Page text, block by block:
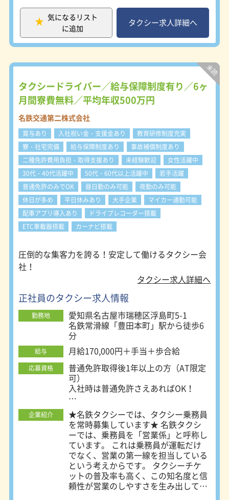
・人に感謝されるのが好きな人
・一人で仕事がしたい人
～あると良いスキル～
・道を覚えるのが得意
・売上などの目標管理ができる
ます。 名鉄タクシーのブランド力を
発揮した営業ができます。 ●待機営
業 駅や病院、ホテルなどの待機場所
でお客様をお待ちします。 会社独自
す。 ●自動配車 配車システムで配車
先に一番近い車両にお迎え指示が入り
ます。 電話でのご注文に加え、最近
ではスマホ配車も増えています。 ●
貸切営業 事前に、時間貸運賃でご予
約をいただきます。 ●指名サービス
お客様から直接ご指名をいただきま
す。 名鉄タクシーのブランド力と営
業係の営業力がモノを言います。 ＜
勤務スタイル＞ 名鉄タクシーの勤務
体系は４つのスタイルに分かれていま
す。 勤務スタイルにより、勤務時
間、公休日、賃金、勤務地が異なりま
す。 ご自身の希望に合った勤務スタ
イル、勤務地を選択して下さい。 ・
隔日勤務 基本的な勤務スタイルで
す。 一回の勤務時間は長くなるもの
り稼いでしっかり休めます。 メリハ
リを持って働きたい方に人気です。
勤務スタイル。シフト制です。 ・夜
に勤務を固定した勤務スタイルです。
（日・月休み） ・昼勤務 朝から夕方
までの勤務。休みは月6～9日。タク
シー未経験の方におすすめです。 ＜
勤務地について＞ 名鉄タクシーは、
名古屋市内に6ヶ所の営業所を置いて
います。 ご自身が希望する勤務地が
選択できます。 ・名鉄交通第一株式
会社 所在地：名古屋市瑞穂区浮島町
5-1 ・名鉄交通第二株式会社 所在地：
名古屋市瑞穂区浮島町5-1 ・名鉄交通
第三株式会社 所在地：名古屋市中川
区東起町3-21-5 ・名鉄交通第四株式
会社 所在地：名古屋市西区あし原町
154 ・愛電交通株式会社 所在地：名
古屋市昭和区鶴舞2-7-9 ・名鉄名古屋
タクシー株式会社 所在地：名古屋市
中川区万場2-230 ※各営業所により若
干勤務時間等が異なります。詳細は会
社説明会、又は面接時にお伝えしま
気になるリスト
に追加
タクシー求人詳細へ
タクシードライバー／給与保障制度有り／6ヶ
月間寮費無料／平均年収500万円
名鉄交通第二株式会社
賞与あり 入社祝い金・支援金あり
教育研修制度充実
寮・社宅完備
給与保障制度あり
事故補償制度あり
二種免許費用負担・取得支援あり
未経験歓迎
女性活躍中
30代・40代活躍中
50代・60代以上活躍中
若手活躍
普通免許のみでOK
昼日勤のみ可能
夜勤のみ可能
休日が多め
平日休みあり 大手企業
マイカー通勤可能
配車アプリ導入あり
ドライブレコーダー搭載
ETC車載器搭載
カーナビ搭載
圧倒的な集客力を誇る！安定して働けるタクシー会
社！
タクシー求人詳細へ
正社員のタクシー求人情報
勤務地
愛知県名古屋市瑞穂区浮島町5-1
名鉄常滑線「豊田本町」駅から徒歩6
分
給与 月給170,000円＋手当＋歩合給
応募資格
普通免許取得後1年以上の方（AT限定
可）
入社時は普通免許さえあればOK！
■未経験者積極採用中！
■性別・学歴一切不問
☆未経験でも稼いでいきたい方
☆歩合制でも安定した収入を得たい方
上記のような方も大歓迎です！
～こんな人が向いています～
・接客が好きな人
企業紹介
★名鉄タクシーでは、タクシー乗務員
を常時募集しています★ 名鉄タクシ
ーでは、乗務員を「営業係」と呼称し
ています。 これは乗務員が運転だけ
でなく、営業の第一線を担当している
という考えからです。 タクシーチケ
ットの普及率も高く、この知名度と信
頼性が営業のしやすさを生み出してい